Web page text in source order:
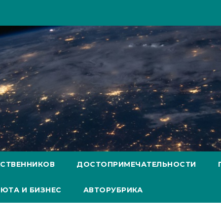
ДОСТОПРИМЕЧАТЕЛЬНОСТИ
И БИЗНЕС АВТОРУБРИКА